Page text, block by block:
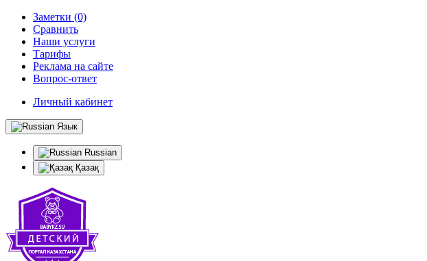
Заметки (0)
Сравнить
Наши услуги
Тарифы
Реклама на сайте
Вопрос-ответ
Личный кабинет
Язык
Russian
Қазақ